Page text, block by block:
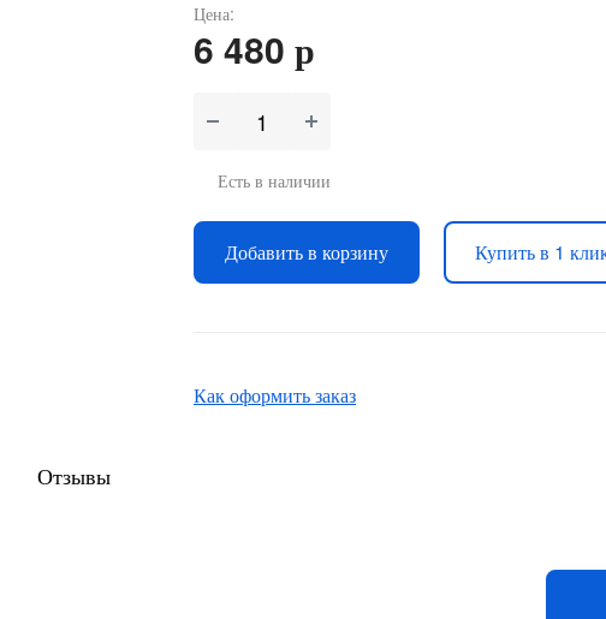
Цена:
6 480 р
Есть в наличии
Добавить в корзину Купить в 1
Как оформить заказ
Отзывы